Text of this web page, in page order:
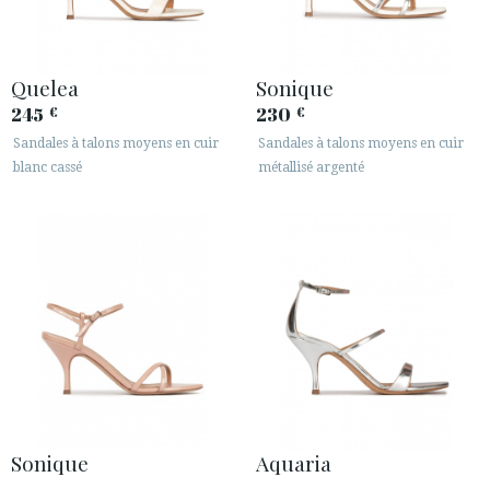
Quelea
245 €
Sandales à talons moyens en cuir
blanc cassé
Sonique
230 €
Sandales à talons moyens en cuir
métallisé argenté
Sonique Aquaria